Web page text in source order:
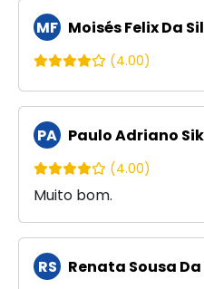
MF Moisés Felix Da
(4.00)
PA Paulo Adriano
(4.00)
Muito bom.
RS Renata Sousa